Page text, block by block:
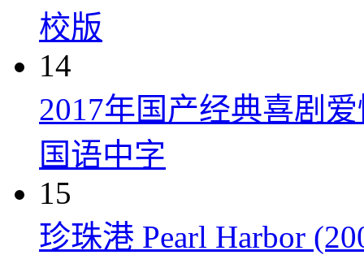
校版
14
2017年国产经典喜剧
国语中字
15
珍珠港 Pearl Harbor